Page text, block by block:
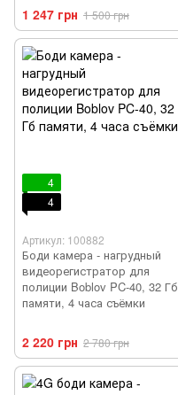
1 247 грн 1 500 грн
4
4
Артикул: 100882
Боди камера - нагрудный
видеорегистратор для
полиции Boblov PC-40, 32 Гб
памяти, 4 часа съёмки
2 220 грн 2 780 грн